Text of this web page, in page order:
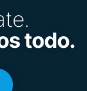
todo.